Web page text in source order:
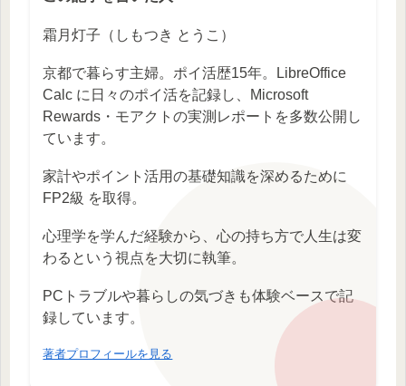
霜月灯子（しもつき とうこ）
京都で暮らす主婦。ポイ活歴15年。LibreOffice
Calc に日々のポイ活を記録し、Microsoft
Rewards・モアクトの実測レポートを多数公開し
ています。
家計やポイント活用の基礎知識を深めるために
FP2級 を取得。
心理学を学んだ経験から、心の持ち方で人生は変
わるという視点を大切に執筆。
PCトラブルや暮らしの気づきも体験ベースで記
録しています。
著者プロフィールを見る